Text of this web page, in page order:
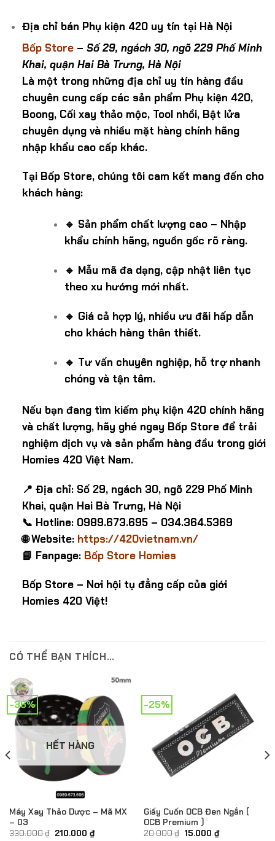
Địa chỉ bán Phụ kiện 420 uy tín tại Hà Nội
Bốp Store– Số 29, ngách 30, ngõ 229 Phố Minh
Khai, quận Hai Bà Trưng, Hà Nội
Là một trong những địa chỉ uy tín hàng đầu
chuyên cung cấp các sản phẩm Phụ kiện 420,
Boong, Cối xay thảo mộc, Tool nhồi, Bật lửa
chuyên dụng và nhiều mặt hàng chính hãng
nhập khẩu cao cấp khác.
Tại Bốp Store, chúng tôi cam kết mang đến cho
khách hàng:
🔹 Sản phẩm chất lượng cao – Nhập
khẩu chính hãng, nguồn gốc rõ ràng.
🔹 Mẫu mã đa dạng, cập nhật liên tục
theo xu hướng mới nhất.
🔹 Giá cả hợp lý, nhiều ưu đãi hấp dẫn
cho khách hàng thân thiết.
🔹 Tư vấn chuyên nghiệp, hỗ trợ nhanh
chóng và tận tâm.
Nếu bạn đang tìm kiếm phụ kiện 420 chính hãng
và chất lượng, hãy ghé ngay Bốp Store để trải
nghiệm dịch vụ và sản phẩm hàng đầu trong giới
Homies 420 Việt Nam.
📍 Địa chỉ: Số 29, ngách 30, ngõ 229 Phố Minh
Khai, quận Hai Bà Trưng, Hà Nội
📞 Hotline: 0989.673.695 – 034.364.5369
🌐 Website: https://420vietnam.vn/
📘 Fanpage: Bốp Store Homies
Bốp Store – Nơi hội tụ đẳng cấp của giới
Homies 420 Việt!
CÓ THỂ BẠN THÍCH…
-36%
HẾT HÀNG
Máy Xay Thảo Dược – Mã MX
– 03
330.000₫ Giá
210.000 ₫Giá
-25%
Giấy Cuốn OCB Đen Ngắn (
OCB Premium )
20.000₫ Giá
15.000 ₫Giá